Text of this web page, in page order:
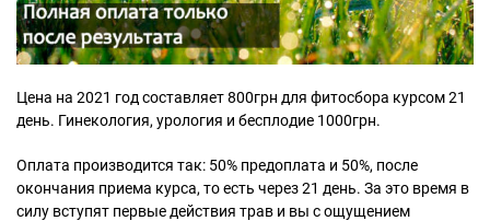
Цена на 2021 год составляет 800грн для фитосбора курсом 21
день. Гинекология, урология и бесплодие 1000грн.
Оплата производится так: 50% предоплата и 50%, после
окончания приема курса, то есть через 21 день. За это время в
силу вступят первые действия трав и вы с ощущением